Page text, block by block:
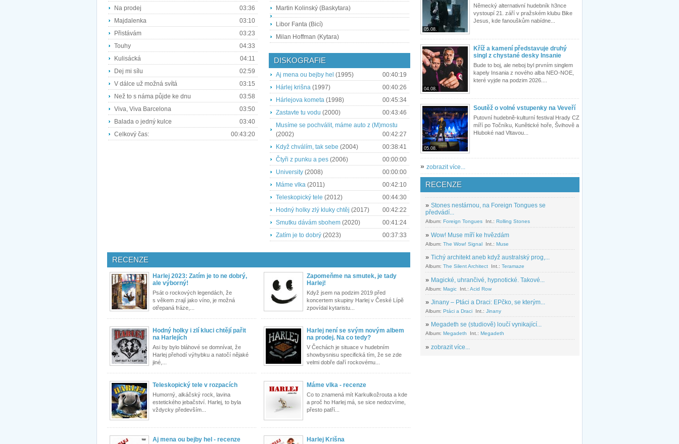
Na prodej
03:36
Majdalenka
03:10
Přistávám
03:23
Touhy
04:33
Kulisácká
04:11
Dej mi sílu
02:59
V dálce už možná svítá
03:15
Než to s náma půjde ke dnu
03:58
Viva, Viva Barcelona
03:50
Balada o jedný kulce
03:40
Celkový čas:
00:43:20
Martin Kolinský (Baskytara)
Libor Fanta (Bicí)
Milan Hoffman (Kytara)
DISKOGRAFIE
Aj mena ou bejby hel (1995)
00:40:19
Hárlej krišna (1997)
00:40:26
Hárlejova kometa (1998)
00:45:34
Zastavte tu vodu (2000)
00:43:46
Musíme se pochválit, máme auto z (M)mostu
(2002)
00:42:27
Když chválím, tak sebe (2004)
00:38:41
Čtyři z punku a pes (2006)
00:00:00
University (2008)
00:00:00
Máme vlka (2011)
00:42:10
Teleskopický tele (2012)
00:44:30
Hodný holky zlý kluky chtěj (2017)
00:42:22
Smutku dávám sbohem (2020)
00:41:24
Zatím je to dobrý (2023) 00:37:33
RECENZE
Harlej 2023: Zatím je to ne dobrý,
ale výborný!
Psát o rockových legendách, že
s věkem zrají jako víno, je možná
otřepaná fráze,...
Zapomeňme na smutek, je tady
Harlej!
Když jsem na podzim 2019 před
koncertem skupiny Harlej v České Lípě
zpovídal kytaristu...
Hodný holky i zlí kluci chtějí pařit
na Harlejích
Asi by bylo bláhové se domnívat, že
Harlej přehodí výhybku a natočí nějaké
jiné,...
Harlej není se svým novým albem
na prodej. Na co tedy?
V Čechách je situace v hudebním
showbysnisu specifická tím, že se zde
velmi dobře daří rockovému...
Teleskopický tele v rozpacích
Humorný, alkáčský rock, lavina
estetického jebačství. Harlej, to byla
vždycky především...
Máme vlka - recenze
Co to znamená mít Karkulkožrouta a kde
a proč ho Harlej má, se sice nedozvíme,
přesto patří...
Aj mena ou bejby hel - recenze Harlej Krišna
05.08.
Německý alternativní hudebník h3nce
vystoupí 21. září v pražském klubu Bike
Jesus, kde fanouškům nabídne...
04.08.
Kříž a kamení představuje druhý
singl z chystané desky Insanie
Bude to boj, ale neboj byl prvním singlem
kapely Insania z nového alba NEO-NOE,
které vyjde na podzim 2026....
05.08.
Soutěž o volné vstupenky na Veveří
Putovní hudebně-kulturní festival Hrady CZ
míří po Točníku, Kunětické hoře, Švihově a
Hluboké nad Vltavou...
» zobrazit více...
RECENZE
» Stones nestárnou, na Foreign Tongues se
předvádí...
Album: Foreign Tongues Int.: Rolling Stones
» Wow! Muse míří ke hvězdám
Album: The Wow! Signal Int.: Muse
» Tichý architekt aneb když australský prog,...
Album: The Silent Architect Int.: Teramaze
» Magické, uhrančivé, hypnotické. Takové...
Album: Magic Int.: Acid Row
» Jinany – Ptáci a Draci: EPčko, se kterým...
Album: Ptáci a Draci Int.: Jinany
» Megadeth se (studiově) loučí vynikající...
Album: Megadeth Int.: Megadeth
» zobrazit více...